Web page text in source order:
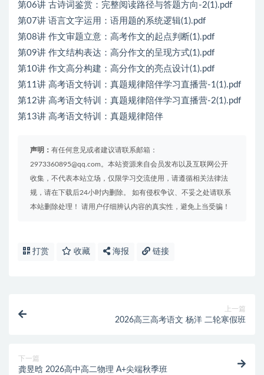
第06讲 古诗词鉴赏：完整阅读路径与答题方向-2(1).pdf
第07讲 语言文字运用：语用题的系统逻辑(1).pdf
第08讲 作文审题立意：高考作文的起点判断(1).pdf
第09讲 作文结构表达：高分作文的呈现方式(1).pdf
第10讲 作文高分构建：高分作文的亮点设计(1).pdf
第11讲 高考语文特训：真题规律陪伴学习直播营-1(1).pdf
第12讲 高考语文特训：真题规律陪伴学习直播营-2(1).pdf
第13讲 高考语文特训：真题规律陪伴
声明： 有任何意见或者建议请联系邮箱：
2973360895@qq.com。本站资源来自会员发布以及互联网公开
收集，不代表本站立场，仅限学习交流使用，请遵循相关法律法
规，请在下载后24小时内删除。 如有侵权争议、不妥之处请联系
本站删除处理！ 请用户仔细辨认内容的真实性，避免上当受骗！
打赏 收藏 海报 链接
上一篇
2026高三高考语文 杨洋 二轮寒假班
下一篇
龚昱晗 2026高中高二物理 A+尖端秋季班